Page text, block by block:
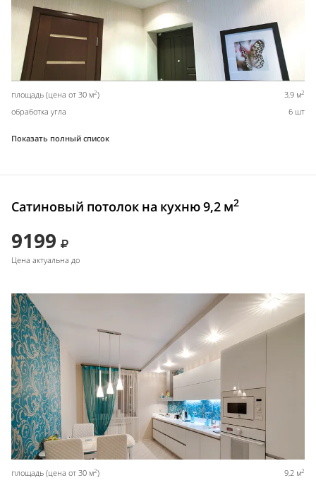
площадь (цена от 30 м2) 3,9 м2
обработка угла 6 шт
Показать полный список
Сатиновый потолок на кухню 9,2 м2
9199
Цена актуальна до
площадь (цена от 30 м2) 9,2 м2